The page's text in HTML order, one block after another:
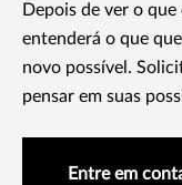
Depois de ver o
entenderá o que
novo possível.
pensar em suas
Entre em